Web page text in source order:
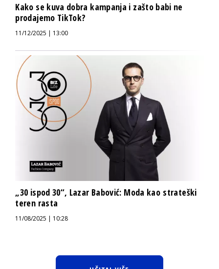
Kako se kuva dobra kampanja i zašto babi ne
prodajemo TikTok?
11/12/2025 | 13:00
„30 ispod 30“, Lazar Babović: Moda kao strateški
teren rasta
11/08/2025 | 10:28